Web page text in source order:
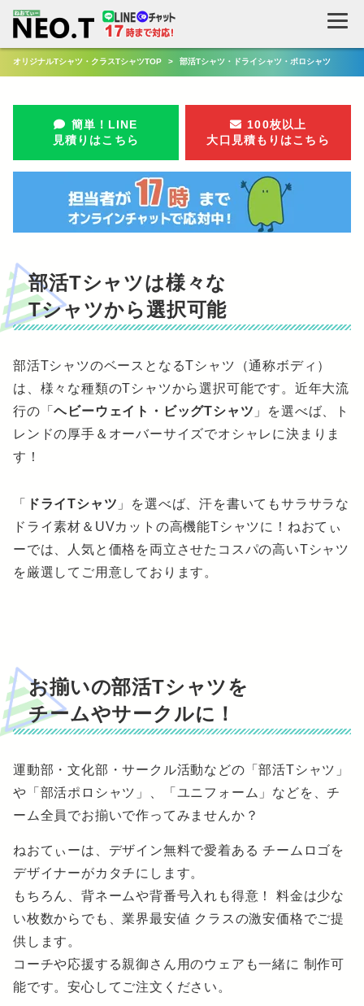
オリジナルTシャツ・クラスTシャツTOP > 部活Tシャツ・ドライシャツ・ポロシャツ
簡単！LINE
見積りはこちら
100枚以上
大口見積もりはこちら
部活Tシャツは様々な
Tシャツから選択可能
部活TシャツのベースとなるTシャツ（通称ボディ）
は、様々な種類のTシャツから選択可能です。近年大流
行の「ヘビーウェイト・ビッグTシャツ 」を選べば、ト
レンドの厚手＆オーバーサイズでオシャレに決まりま
す！
「 ドライTシャツ 」を選べば、汗を書いてもサラサラな
ドライ素材＆UVカットの高機能Tシャツに！ねおてぃ
ーでは、人気と価格を両立させたコスパの高いTシャツ
を厳選してご用意しております。
お揃いの部活Tシャツを
チームやサークルに！
運動部・文化部・サークル活動などの「部活Tシャツ」
や「部活ポロシャツ」、「ユニフォーム」などを、チ
ーム全員でお揃いで作ってみませんか？
ねおてぃーは、デザイン無料で愛着ある チームロゴを
デザイナーがカタチにします。
もちろん、背ネームや背番号入れも得意！ 料金は少な
い枚数からでも、業界最安値 クラスの激安価格でご提
供します。
コーチや応援する親御さん用のウェアも一緒に 制作可
能です。安心してご注文ください。